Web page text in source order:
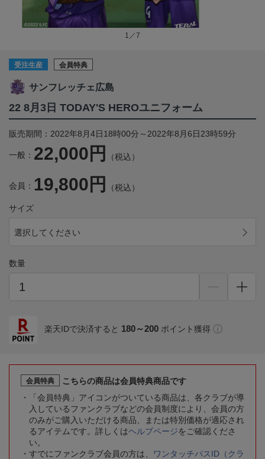
1／7
受注生産 会員特典
サンフレッチェ広島
22 8月3日 TODAY'S HEROユニフォーム
販売期間：2022年8月4日18時00分～2022年8月6日23時59分
一般： 22,000円 （税込）
会員： 19,800円 （税込）
サイズ
選択してください
数量
楽天IDで決済すると 180～200 ポイント獲得
会員特典
こちらの商品は会員特典商品です
「会員特典」アイコンがついている商品は、各クラブが導
入しているファンクラブなどの会員制度により、会員の方
のみがご購入いただける商品、または特別価格が適応され
るアイテムです。詳しくはヘルプページをご確認くださ
い。
すでにファンクラブ会員の方は、
ワンタッチパスID（クラ